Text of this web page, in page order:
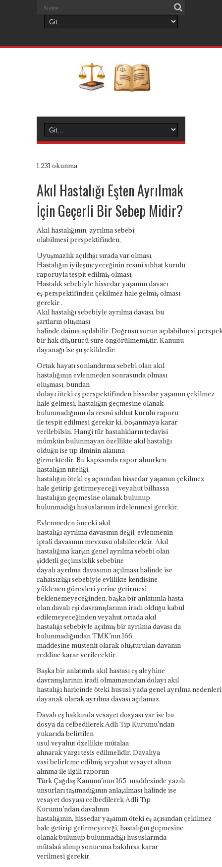
1.231 okunma
Akıl Hastalığı Eşten Ayrılmak
İçin Geçerli Bir Sebep Midir?
Akıl hastalığının, ayrılmasebebi
olabilmesiperspektifinden,
Uyuşmazlıkaçıldığı sırada var olması,
Hastalığın iyileşmeyeceğinin resmisıhhatkurulu
raporuyla tespit edilmiş olması,
Hastalık sebebiyle hissedaryaşamındavacı
eşperspektifindençekilmez hale gelmiş olması
gerekir .
Akıl hastalığı sebebiyle ayrılmadavası, bu
şartların oluşması
halinde daimaaçılabilir. Doğrususorunaçılabilmesi
bir hak düşürücü süre öngörülmemiştir. Kanunu
dayanağı ise şu şekildedir:
Ortak hayatı sonlandırmasebebi olan akıl
hastalığının evlenmedensonrasındaolması
oluşması, bundan
dolayıötekieşperspektifindenhissedaryaşamınçekilmez
hale gelmesi, hastalığın geçmesine olanak
bulunmadığının da resmisıhhatkurulu raporu
ile tespit edilmesi gerekir ki, boşanmaya karar
verilebilsin. Hangi türhastalıklarıntedavisi
mümkün bulunmayanözellikte akıl hastalığı
olduğu ise tıp ilminin alanına
girmektedir. Bu kapsamda rapor alınırken
hastalığın niteliği,
hastalığınötekieşaçısındanhissedaryaşamınçekilmez
hale getirip getirmeyeceğiveyahutbilhassa
hastalığın geçmesine olanak bulunup
bulunmadığı hususlarının irdelenmesi gerekir.
Evlenmeden önceki akıl
hastalığıayrılmadavasının değil, evlenmenin
iptali davasınınmevzusuolabilecektir. Akıl
hastalığınakarşıngenelayrılmasebebiolan
şiddetli geçimsizlik sebebine
dayalıayrılmadavasının açılması halinde ise
rahatsızlığısebebiyle evlilikte kendisine
yüklenen görevleri yerine getirmesi
beklenemeyeceğinden, başka bir anlatımla hasta
olan davalı eşi davranışlarının iradı olduğu kabul
edilemeyeceğindenveyahutortada akıl
hastalığısebebiyle açılmış birayrılmadavası da
bulunmadığından TMK’nın 166.
maddesine müstenit olarakoluşturulandavanın
reddine karar verilecektir.
Başka bir anlatımla akıl hastası eş aleyhine
davranışlarının iradi olmamasından dolayı akıl
hastalığıharicinde ötekihususiyadagenelayrılma
dayanak olarakayrılmadavası açılamaz.
Davalı eş hakkında vesayet dosyasıvar isebu
dosya da celbedilerek Adli Tıp Kurumu’ndan
yukarıda belirtilen
usulveyahutözellikte mütalaa
alınarakyargıtesis edilmelidir. Davalıya
vasibelirleme edilmişveyahutvesayet altına
alınma ile ilgili raporun
TürkÇağdaşKanunu’nun 165. maddesinde yazılı
unsurları taşımadığının anlaşılması halinde ise
vesayet dosyası celbedilerek Adli Tıp
Kurumu’ndan davalının
hastalığının, hissedaryaşamınötekieşaçısındançekilmez
hale getirip getirmeyeceği, hastalığın geçmesine
olanak bulunup bulunmadığı hususlarında
mütalaâ alınıp sonucunabakılırsakarar
verilmesi gerekir.